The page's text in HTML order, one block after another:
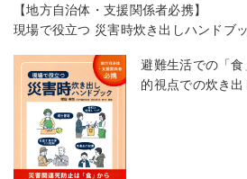
【地方自治体・支援関係者必携】
現場で役立つ 災害時炊き出しハンドブ
避難生活での「
的視点での炊き